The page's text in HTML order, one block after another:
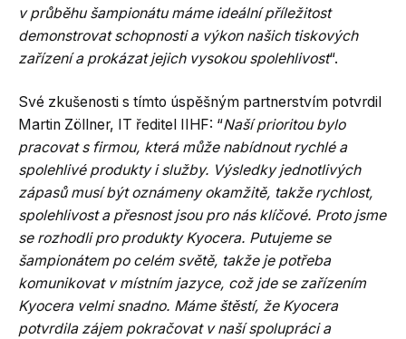
v průběhu šampionátu máme ideální příležitost
demonstrovat schopnosti a výkon našich tiskových
zařízení a prokázat jejich vysokou spolehlivost“.
Své zkušenosti s tímto úspěšným partnerstvím potvrdil
Martin Zöllner, IT ředitel IIHF: “Naší prioritou bylo
pracovat s firmou, která může nabídnout rychlé a
spolehlivé produkty i služby. Výsledky jednotlivých
zápasů musí být oznámeny okamžitě, takže rychlost,
spolehlivost a přesnost jsou pro nás klíčové. Proto jsme
se rozhodli pro produkty Kyocera. Putujeme se
šampionátem po celém světě, takže je potřeba
komunikovat v místním jazyce, což jde se zařízením
Kyocera velmi snadno. Máme štěstí, že Kyocera
potvrdila zájem pokračovat v naší spolupráci a